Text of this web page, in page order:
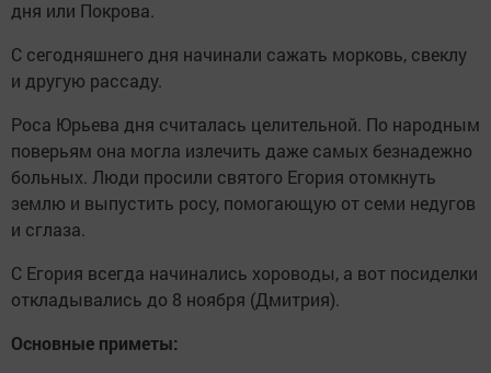
дня или Покрова.
С сегодняшнего дня начинали сажать морковь, свеклу
и другую рассаду.
Роса Юрьева дня считалась целительной. По народным
поверьям она могла излечить даже самых безнадежно
больных. Люди просили святого Егория отомкнуть
землю и выпустить росу, помогающую от семи недугов
и сглаза.
С Егория всегда начинались хороводы, а вот посиделки
откладывались до 8 ноября (Дмитрия).
Основные приметы: